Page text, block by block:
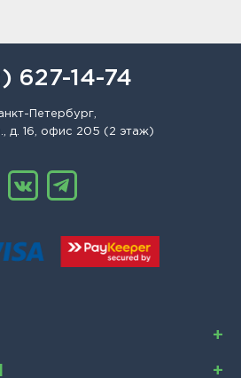
627-14-74
Петербург,
д. 16, офис 205 (2 этаж)